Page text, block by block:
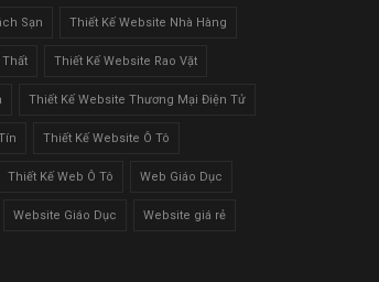
Sạn Thiết Kế Website Nhà Hàng
Thiết Kế Website Rao Vặt
Thiết Kế Website Thương Mại Điện Tử
Thiết Kế Website Ô Tô
Thiết Kế Web Ô Tô Web Giáo Dục
Website Giáo Dục Website giá rẻ